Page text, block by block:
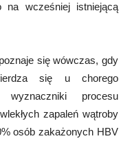
na wcześniej istniejącą
się wówczas, gdy
się u chorego
wyznaczniki procesu
zapaleń wątroby
osób zakażonych HBV